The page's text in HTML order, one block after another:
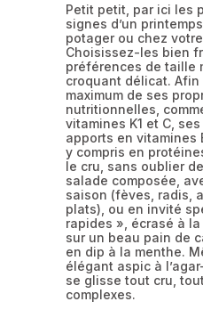
Petit petit, par ici les
signes d’un
potager ou chez
Choisissez-les bien
préférences de taille
croquant délicat.
maximum de ses
nutritionnelles,
vitamines K1 et C,
apports en vitamines
y compris en
le cru, sans oublier
salade composée,
saison (fèves, radis,
plats), ou en invité
rapides », écrasé à
sur un beau pain de
en dip à la menthe.
élégant aspic à
se glisse tout cru,
complexes.